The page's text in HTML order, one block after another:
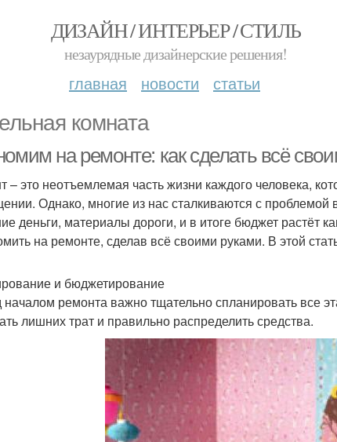
ДИЗАЙН / ИНТЕРЬЕР / СТИЛЬ
незаурядные дизайнерские решения!
главная новости статьи
комната
на ремонте: как сделать всё
– это неотъемлемая часть жизни каждого человека,
Однако, многие из нас сталкиваются с проблемой
деньги, материалы дороги, и в итоге бюджет растёт
на ремонте, сделав всё своими руками. В этой
и бюджетирование
ремонта важно тщательно спланировать все
лишних трат и правильно распределить средства.